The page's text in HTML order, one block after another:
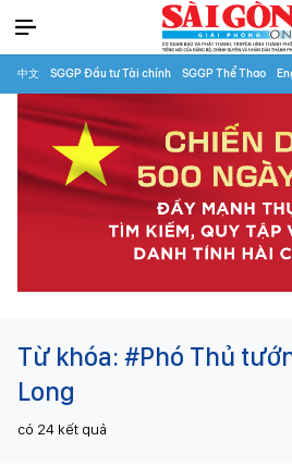
中文 SGGP Đầu tư Tài chính SGGP Thể Thao
Từ khóa: #Phó Thủ
Long
có 24 kết quả